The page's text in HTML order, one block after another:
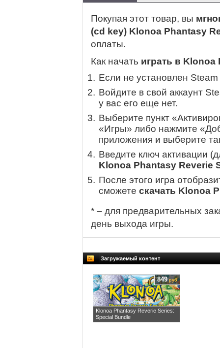
Покупая этот товар, вы
(cd key) Klonoa Phantasy
оплаты.
Как начать играть в Klonoa
Если не установлен
Войдите в свой аккаунт
у вас его еще нет.
Выберите пункт
«Игры» либо нажмите
приложения и выберите
Введите ключ активации
Klonoa Phantasy Reverie
После этого игра
сможете скачать Klonoa
* – для предварительных
день выхода игры.
Загружаемый контент
Klonoa Phantasy Reverie Series:
Special Bundle
849руб